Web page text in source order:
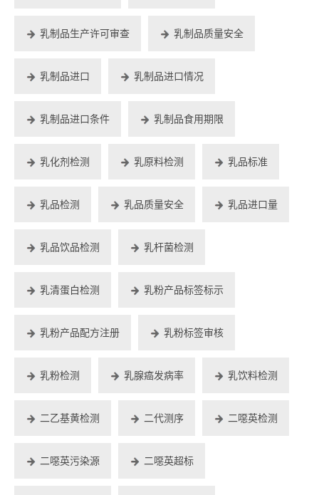
乳制品生产许可审查 乳制品质量安全
乳制品进口 乳制品进口情况
乳制品进口条件 乳制品食用期限
乳化剂检测 乳原料检测 乳品标准
乳品检测 乳品质量安全 乳品进口量
乳品饮品检测 乳杆菌检测
乳清蛋白检测 乳粉产品标签标示
乳粉产品配方注册 乳粉标签审核
乳粉检测 乳腺癌发病率 乳饮料检测
二乙基黄检测 二代测序 二噁英检测
二噁英污染源 二噁英超标